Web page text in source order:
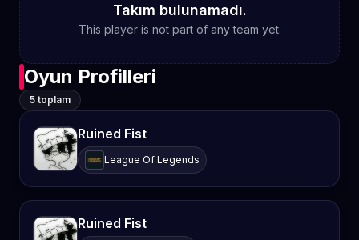
Takım bulunamadı.
This player is not part of any team yet.
Oyun Profilleri
5 toplam
Ruined Fist
League Of Legends
Ruined Fist